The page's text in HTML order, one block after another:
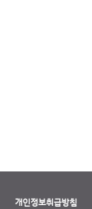
개인정보취급방침